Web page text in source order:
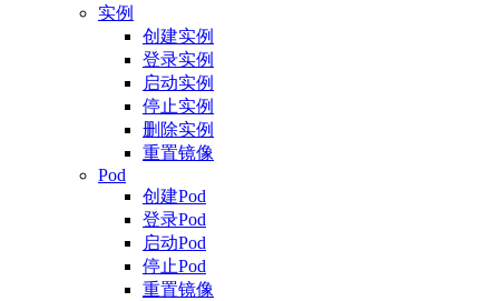
实例
创建实例
登录实例
启动实例
停止实例
删除实例
重置镜像
Pod
创建Pod
登录Pod
启动Pod
停止Pod
重置镜像